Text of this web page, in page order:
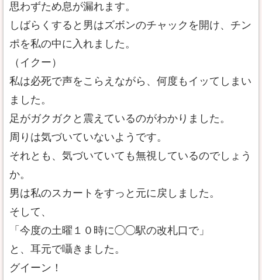
思わずため息が漏れます。
しばらくすると男はズボンのチャックを開け、チン
ポを私の中に入れました。
（イクー）
私は必死で声をこらえながら、何度もイッてしまい
ました。
足がガクガクと震えているのがわかりました。
周りは気づいていないようです。
それとも、気づいていても無視しているのでしょう
か。
男は私のスカートをすっと元に戻しました。
そして、
「今度の土曜１０時に◯◯駅の改札口で」
と、耳元で囁きました。
グイーン！